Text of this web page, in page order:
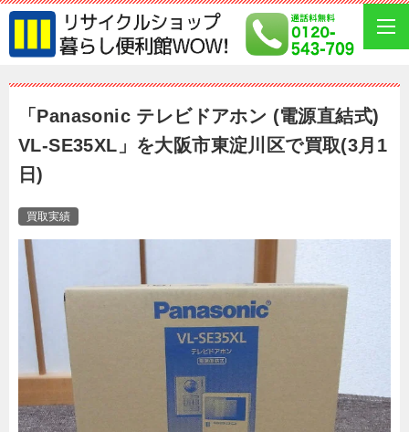
「Panasonic テレビドアホン (電源直結式)
VL-SE35XL」を大阪市東淀川区で買取(3月1
日)
買取実績